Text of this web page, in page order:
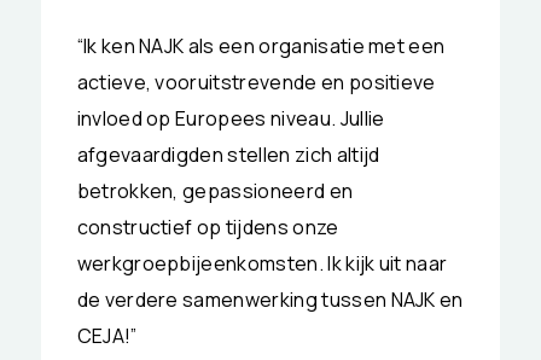
“Ik ken NAJK als een organisatie met een
actieve, vooruitstrevende en positieve
invloed op Europees niveau. Jullie
afgevaardigden stellen zich altijd
betrokken, gepassioneerd en
constructief op tijdens onze
werkgroepbijeenkomsten. Ik kijk uit naar
de verdere samenwerking tussen NAJK en
CEJA!”